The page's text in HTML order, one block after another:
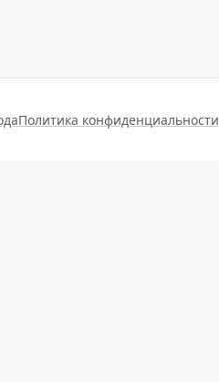
Политика конфиденциальности